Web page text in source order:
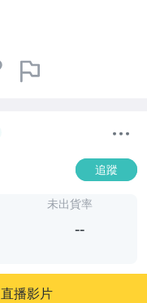
追蹤
未出貨率
--
直播影片